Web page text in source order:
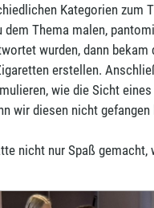
Kategorien zum
Thema malen,
wurden, dann bekam
erstellen.
wie die Sicht
wir diesen nicht
nicht nur Spaß